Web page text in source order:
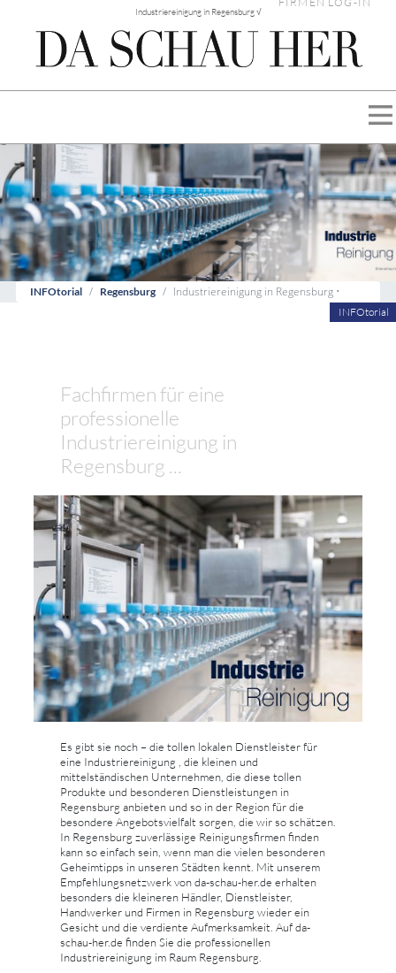
Industriereinigung in Regensburg √
INFOtorial Regensburg
Industriereinigung in Regensburg •
INFOtorial
Fachfirmen für eine
professionelle
Industriereinigung in
Regensburg ...
Es gibt sie noch – die tollen lokalen Dienstleister für
eine Industriereinigung , die kleinen und
mittelständischen Unternehmen, die diese tollen
Produkte und besonderen Dienstleistungen in
Regensburg anbieten und so in der Region für die
besondere Angebotsvielfalt sorgen, die wir so schätzen.
In Regensburg zuverlässige Reinigungsfirmen finden
kann so einfach sein, wenn man die vielen besonderen
Geheimtipps in unseren Städten kennt. Mit unserem
Empfehlungsnetzwerk von da-schau-her.de erhalten
besonders die kleineren Händler, Dienstleister,
Handwerker und Firmen in Regensburg wieder ein
Gesicht und die verdiente Aufmerksamkeit. Auf da-
schau-her.de finden Sie die professionellen
Industriereinigung im Raum Regensburg.